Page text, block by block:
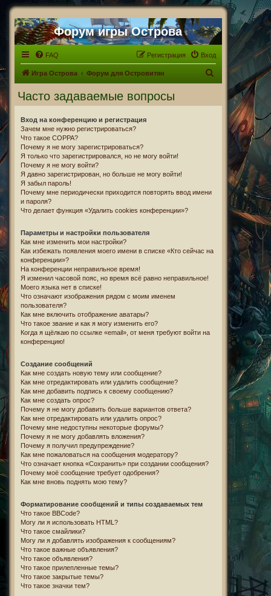
Форум игры Острова
FAQ Вход
Регистрация
Игра Острова Форум для Островитян
Часто задаваемые вопросы
Вход на конференцию и регистрация
Зачем мне нужно регистрироваться?
Что такое COPPA?
Почему я не могу зарегистрироваться?
Я только что зарегистрировался, но не могу войти!
Почему я не могу войти?
Я давно зарегистрирован, но больше не могу войти!
Я забыл пароль!
Почему мне периодически приходится повторять ввод имени
и пароля?
Что делает функция «Удалить cookies конференции»?
Параметры и настройки пользователя
Как мне изменить мои настройки?
Как избежать появления моего имени в списке «Кто сейчас на
конференции»?
На конференции неправильное время!
Я изменил часовой пояс, но время всё равно неправильное!
Моего языка нет в списке!
Что означают изображения рядом с моим именем
пользователя?
Как мне включить отображение аватары?
Что такое звание и как я могу изменить его?
Когда я щёлкаю по ссылке «email», от меня требуют войти на
конференцию!
Создание сообщений
Как мне создать новую тему или сообщение?
Как мне отредактировать или удалить сообщение?
Как мне добавить подпись к своему сообщению?
Как мне создать опрос?
Почему я не могу добавить больше вариантов ответа?
Как мне отредактировать или удалить опрос?
Почему мне недоступны некоторые форумы?
Почему я не могу добавлять вложения?
Почему я получил предупреждение?
Как мне пожаловаться на сообщения модератору?
Что означает кнопка «Сохранить» при создании сообщения?
Почему моё сообщение требует одобрения?
Как мне вновь поднять мою тему?
Форматирование сообщений и типы создаваемых тем
Что такое BBCode?
Могу ли я использовать HTML?
Что такое смайлики?
Могу ли я добавлять изображения к сообщениям?
Что такое важные объявления?
Что такое объявления?
Что такое прилепленные темы?
Что такое закрытые темы?
Что такое значки тем?